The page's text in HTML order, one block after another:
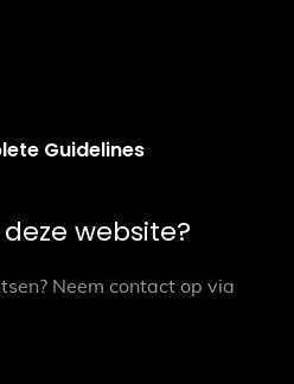
Guidelines
website?
Neem contact op via